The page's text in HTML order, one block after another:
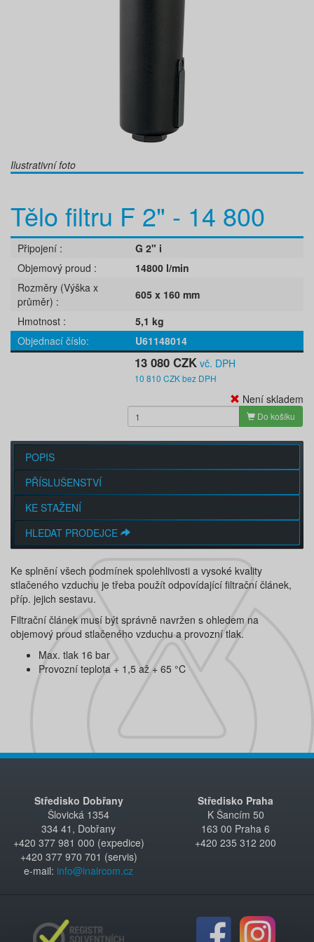
Ilustrativní foto
Tělo filtru F 2" - 14 800
Připojení
G 2" i
Objemový proud
14800 l/min
Rozměry (Výška x
průměr)
605 x 160 mm
Hmotnost
5,1 kg
Objednací číslo
U61148014
13 080 CZK vč. DPH
10 810 CZK bez DPH
Není skladem
Do košíku
POPIS
PŘÍSLUŠENSTVÍ
KE STAŽENÍ
HLEDAT PRODEJCE
Ke splnění všech podmínek spolehlivosti a vysoké kvality
stlačeného vzduchu je třeba použít odpovídající filtrační článek,
příp. jejich sestavu.
Filtrační článek musí být správně navržen s ohledem na
objemový proud stlačeného vzduchu a provozní tlak.
Max. tlak 16 bar
Provozní teplota + 1,5 až + 65 °C
Středisko Dobřany
Šlovická 1354
334 41, Dobřany
+420 377 981 000 (expedice)
+420 377 970 701 (servis)
e-mail: info@inaircom.cz
Středisko Praha
K Šancím 50
163 00 Praha 6
+420 235 312 200